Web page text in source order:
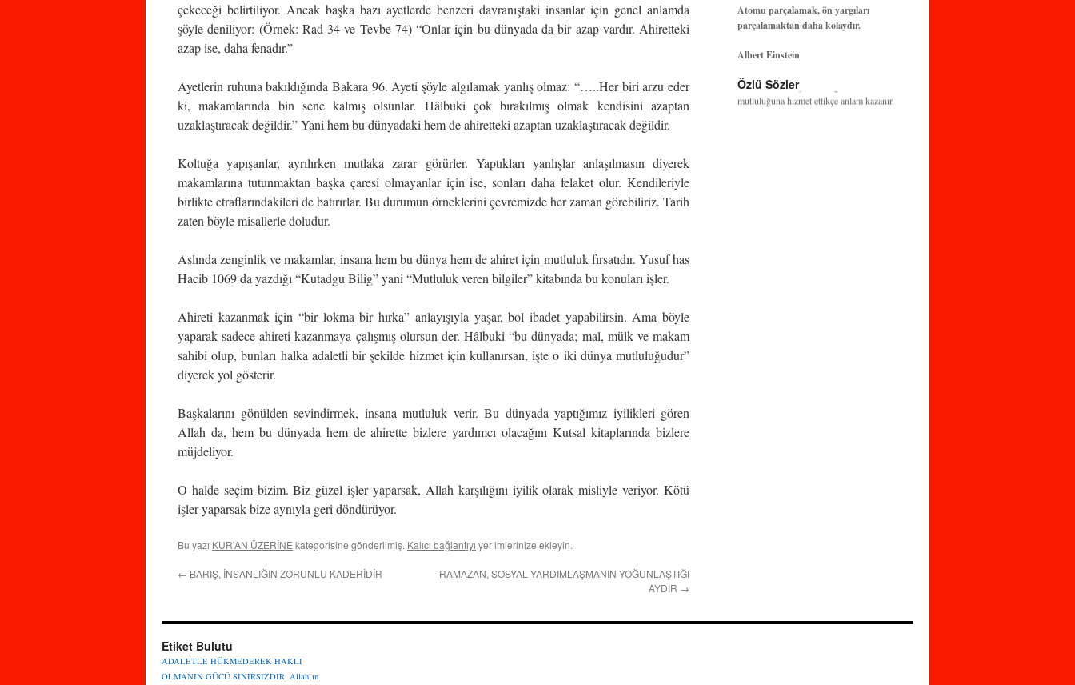
çekeceği belirtiliyor. Ancak başka bazı ayetlerde benzeri davranıştaki insanlar için genel anlamda
şöyle deniliyor: (Örnek: Rad 34 ve Tevbe 74) “Onlar için bu dünyada da bir azap vardır. Ahiretteki
azap ise, daha fenadır.”
Ayetlerin ruhuna bakıldığında Bakara 96. Ayeti şöyle algılamak yanlış olmaz: “…..Her biri arzu eder
ki, makamlarında bin sene kalmış olsunlar. Hâlbuki çok bırakılmış olmak kendisini azaptan
uzaklaştıracak değildir.” Yani hem bu dünyadaki hem de ahiretteki azaptan uzaklaştıracak değildir.
Koltuğa yapışanlar, ayrılırken mutlaka zarar görürler. Yaptıkları yanlışlar anlaşılmasın diyerek
makamlarına tutunmaktan başka çaresi olmayanlar için ise, sonları daha felaket olur. Kendileriyle
birlikte etraflarındakileri de batırırlar. Bu durumun örneklerini çevremizde her zaman görebiliriz. Tarih
zaten böyle misallerle doludur.
Aslında zenginlik ve makamlar, insana hem bu dünya hem de ahiret için mutluluk fırsatıdır. Yusuf has
Hacib 1069 da yazdığı “Kutadgu Bilig” yani “Mutluluk veren bilgiler” kitabında bu konuları işler.
Ahireti kazanmak için “bir lokma bir hırka” anlayışıyla yaşar, bol ibadet yapabilirsin. Ama böyle
yaparak sadece ahireti kazanmaya çalışmış olursun der. Hâlbuki “bu dünyada; mal, mülk ve makam
sahibi olup, bunları halka adaletli bir şekilde hizmet için kullanırsan, işte o iki dünya mutluluğudur”
diyerek yol gösterir.
Başkalarını gönülden sevindirmek, insana mutluluk verir. Bu dünyada yaptığımız iyilikleri gören
Allah da, hem bu dünyada hem de ahirette bizlere yardımcı olacağını Kutsal kitaplarında bizlere
müjdeliyor.
O halde seçim bizim. Biz güzel işler yaparsak, Allah karşılığını iyilik olarak misliyle veriyor. Kötü
işler yaparsak bize aynıyla geri döndürüyor.
Bu yazı KUR'AN ÜZERİNE kategorisine gönderilmiş. Kalıcı bağlantıyı yer imlerinize ekleyin.
← BARIŞ, İNSANLIĞIN ZORUNLU KADERİDİR
RAMAZAN, SOSYAL YARDIMLAŞMANIN YOĞUNLAŞTIĞI
AYDIR →
Atomu parçalamak, ön yargıları
parçalamaktan daha kolaydır.
Albert Einstein
Özlü Sözler
Bilim ve teknoloji, insanlığın huzuruna ve
mutluluğuna hizmet ettikçe anlam kazanır.
Etiket Bulutu
ADALETLE HÜKMEDEREK HAKLI
OLMANIN GÜCÜ SINIRSIZDIR. Allah’ın